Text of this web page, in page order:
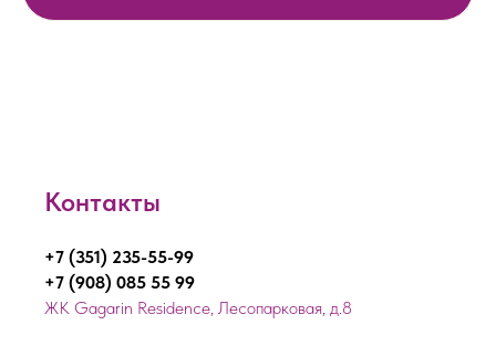
Контакты
+7 (351) 235-55-99
+7 (908) 085 55 99
ЖК Gagarin Residence, Лесопарковая, д.8